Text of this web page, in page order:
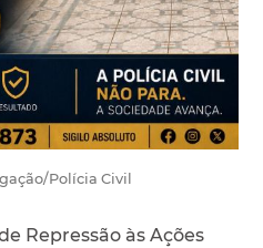
Polícia Civil
Repressão às Ações